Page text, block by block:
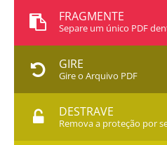
FRAGMENTE
Separe um único PDF
GIRE
Gire o Arquivo PDF
DESTRAVE
Remova a proteção por